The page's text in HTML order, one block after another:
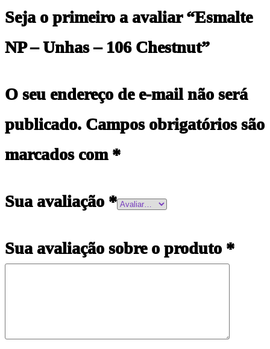
Seja o primeiro a avaliar “Esmalte
NP – Unhas – 106 Chestnut”
O seu endereço de e-mail não será
publicado. Campos obrigatórios são
marcados com *
Sua avaliação *
Sua avaliação sobre o produto *